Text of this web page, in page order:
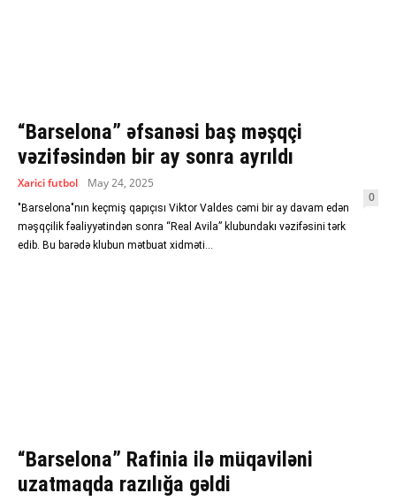
“Barselona” əfsanəsi baş məşqçi
vəzifəsindən bir ay sonra ayrıldı
Xarici futbol
May 24, 2025
0
"Barselona"nın keçmiş qapıçısı Viktor Valdes cəmi bir ay davam edən
məşqçilik fəaliyyətindən sonra “Real Avila” klubundakı vəzifəsini tərk
edib. Bu barədə klubun mətbuat xidməti...
“Barselona” Rafinia ilə müqaviləni
uzatmaqda razılığa gəldi